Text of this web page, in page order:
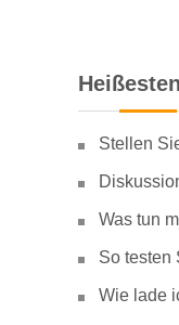
Stellen
Was tun
So testen
Wie lade